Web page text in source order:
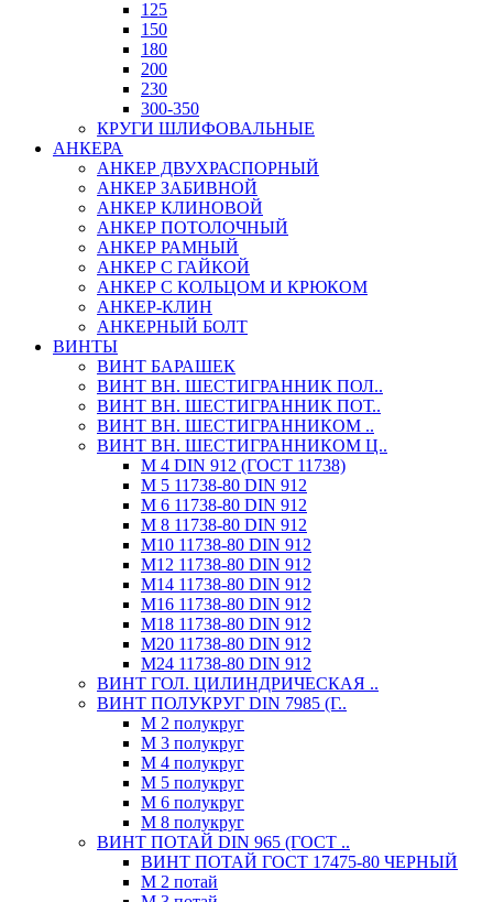
125
150
180
200
230
300-350
КРУГИ ШЛИФОВАЛЬНЫЕ
АНКЕРА
АНКЕР ДВУХРАСПОРНЫЙ
АНКЕР ЗАБИВНОЙ
АНКЕР КЛИНОВОЙ
АНКЕР ПОТОЛОЧНЫЙ
АНКЕР РАМНЫЙ
АНКЕР С ГАЙКОЙ
АНКЕР С КОЛЬЦОМ И КРЮКОМ
АНКЕР-КЛИН
АНКЕРНЫЙ БОЛТ
ВИНТЫ
ВИНТ БАРАШЕК
ВИНТ ВН. ШЕСТИГРАННИК ПОЛ..
ВИНТ ВН. ШЕСТИГРАННИК ПОТ..
ВИНТ ВН. ШЕСТИГРАННИКОМ ..
ВИНТ ВН. ШЕСТИГРАННИКОМ Ц..
М 4 DIN 912 (ГОСТ 11738)
М 5 11738-80 DIN 912
М 6 11738-80 DIN 912
М 8 11738-80 DIN 912
М10 11738-80 DIN 912
М12 11738-80 DIN 912
М14 11738-80 DIN 912
М16 11738-80 DIN 912
М18 11738-80 DIN 912
М20 11738-80 DIN 912
М24 11738-80 DIN 912
ВИНТ ГОЛ. ЦИЛИНДРИЧЕСКАЯ ..
ВИНТ ПОЛУКРУГ DIN 7985 (Г..
М 2 полукруг
М 3 полукруг
М 4 полукруг
М 5 полукруг
М 6 полукруг
М 8 полукруг
ВИНТ ПОТАЙ DIN 965 (ГОСТ ..
ВИНТ ПОТАЙ ГОСТ 17475-80 ЧЕРНЫЙ
М 2 потай